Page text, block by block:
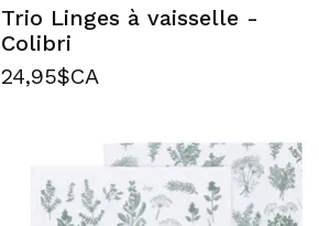
Trio Linges à vaisselle -
Colibri
24,95$CA